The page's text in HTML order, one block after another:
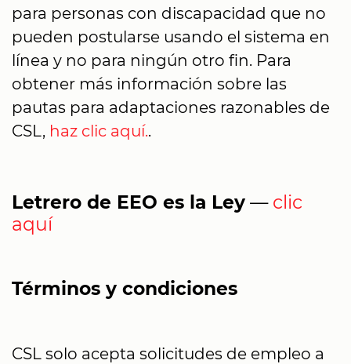
para personas con discapacidad que no
pueden postularse usando el sistema en
línea y no para ningún otro fin. Para
obtener más información sobre las
pautas para adaptaciones razonables de
CSL, haz clic aquí..
Letrero de EEO es la Ley — clic
aquí
Términos y condiciones
CSL solo acepta solicitudes de empleo a